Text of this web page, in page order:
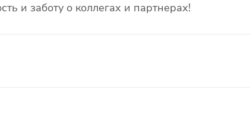
и заботу о коллегах и партнерах!